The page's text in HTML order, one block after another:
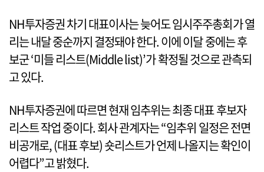
NH투자증권 차기 대표이사는 늦어도 임시주주총회가 열
리는 내달 중순까지 결정돼야 한다. 이에 이달 중에는 후
보군 ‘미들 리스트(Middle list)’가 확정될 것으로 관측되
고 있다.
NH투자증권에 따르면 현재 임추위는 최종 대표 후보자
리스트 작업 중이다. 회사 관계자는 “임추위 일정은 전면
비공개로, (대표 후보) 숏리스트가 언제 나올지는 확인이
어렵다”고 밝혔다.